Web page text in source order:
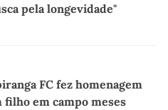
pela longevidade"
FC fez homenagem
filho em campo meses